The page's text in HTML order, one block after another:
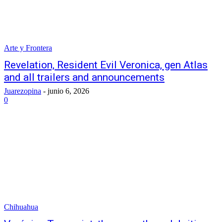
Arte y Frontera
Revelation, Resident Evil Veronica, gen Atlas
and all trailers and announcements
Juarezopina - junio 6, 2026
0
Chihuahua